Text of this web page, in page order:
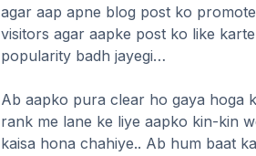
agar aap apne blog post ko
visitors agar aapke post ko like
popularity badh jayegi…
Ab aapko pura clear ho gaya hoga
rank me lane ke liye aapko kin-kin
kaisa hona chahiye.. Ab hum baat